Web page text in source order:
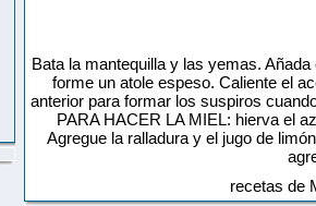
Bata la mantequilla y las yemas.
forme un atole espeso. Caliente el
anterior para formar los suspiros
PARA HACER LA MIEL: hierva el
Agregue la ralladura y el jugo de
recetas de